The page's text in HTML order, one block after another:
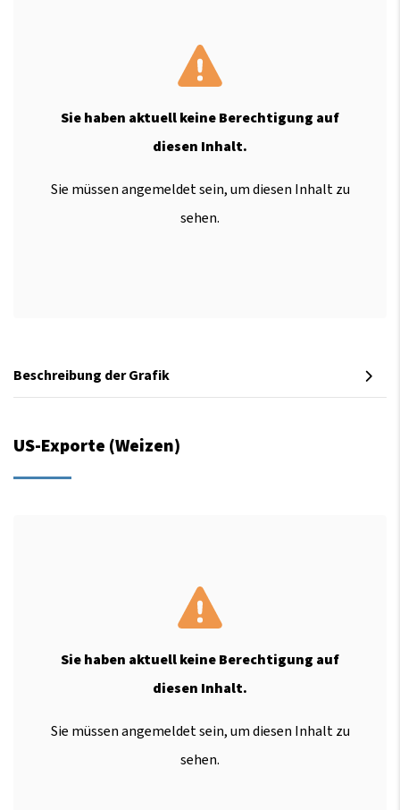
Sie haben aktuell keine Berechtigung auf
diesen Inhalt.
Sie müssen angemeldet sein, um diesen Inhalt zu
sehen.
Beschreibung der Grafik
US-Exporte (Weizen)
Sie haben aktuell keine Berechtigung auf
diesen Inhalt.
Sie müssen angemeldet sein, um diesen Inhalt zu
sehen.